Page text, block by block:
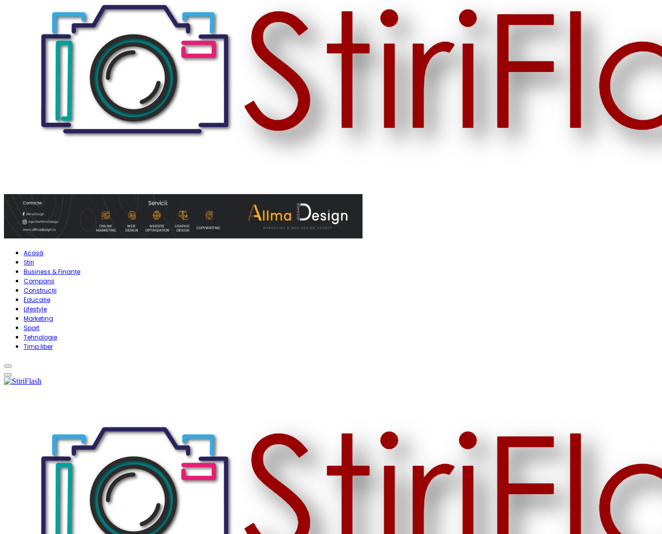
Acasă
Știri
Business & Finanțe
Companii
Construcții
Educație
Lifestyle
Marketing
Sport
Tehnologie
Timp liber